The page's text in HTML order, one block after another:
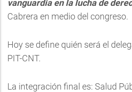
vanguardia en la lucha de
Cabrera en medio del congreso.
Hoy se define quién será el
PIT-CNT.
La integración final es: Salud